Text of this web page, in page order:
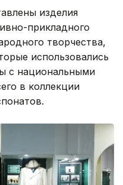
изделия
прикладного
творчества,
использовались
с национальными
в коллекции